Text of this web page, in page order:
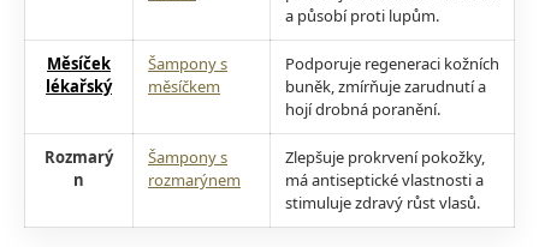
a působí proti lupům.
Měsíček
lékařský
Šampony s
měsíčkem
Podporuje regeneraci kožních
buněk, zmírňuje zarudnutí a
hojí drobná poranění.
Rozmarý
n
Šampony s
rozmarýnem
Zlepšuje prokrvení pokožky,
má antiseptické vlastnosti a
stimuluje zdravý růst vlasů.